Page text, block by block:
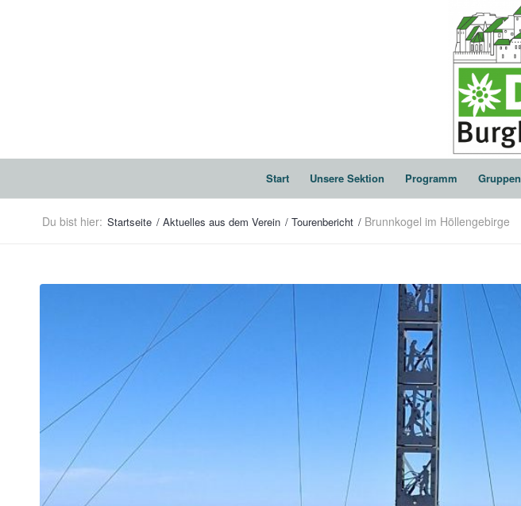
Start Unsere Sektion Programm Gruppen
Du bist hier: Startseite / Aktuelles aus dem Verein / Tourenbericht / Brunnkogel im Höllengebirge